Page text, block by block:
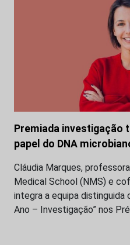
Premiada investigação
papel do DNA
Cláudia Marques,
Medical School (NMS) e
integra a equipa distinguida
Ano – Investigação” nos